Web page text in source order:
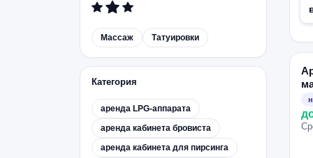
Массаж Татуировки
Категория
аренда LPG-аппарата
аренда кабинета бровиста
аренда кабинета для пирсинга